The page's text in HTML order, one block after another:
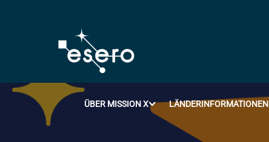
ÜBER MISSION X LÄNDERINFORMATIONEN